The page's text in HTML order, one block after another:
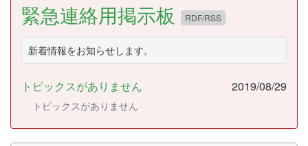
緊急連絡用掲示板 RDF/RSS
新着情報をお知らせします。
トピックスがありません 2019/08/29
トピックスがありません